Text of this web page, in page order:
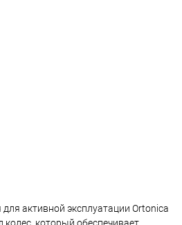
активной эксплуатации Ortonica